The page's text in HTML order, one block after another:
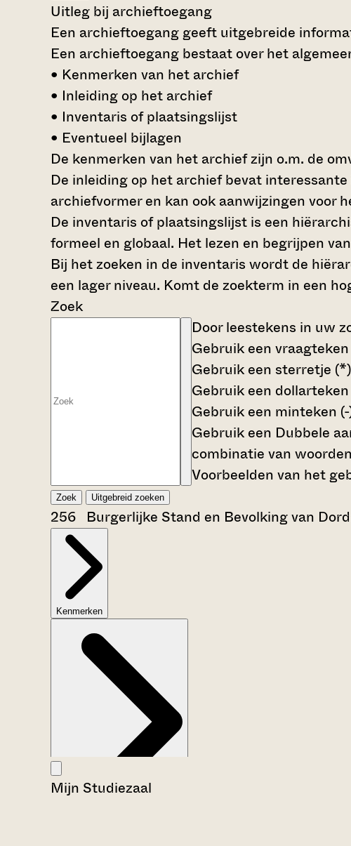
Uitleg bij archieftoegang
Een archieftoegang geeft uitgebreide
Een archieftoegang bestaat over het
• Kenmerken van het archief
• Inleiding op het archief
• Inventaris of plaatsingslijst
• Eventueel bijlagen
De kenmerken van het archief zijn o.m. de
De inleiding op het archief bevat
archiefvormer en kan ook aanwijzingen voor
De inventaris of plaatsingslijst is een
formeel en globaal. Het lezen en begrijpen
Bij het zoeken in de inventaris wordt de
een lager niveau. Komt de zoekterm in een
Zoek
Door leestekens in uw
Gebruik een vraagteken
Gebruik een sterretje (*)
Gebruik een
Gebruik een minteken
Gebruik een Dubbele
combinatie van
Voorbeelden van het
Zoek Uitgebreid zoeken
256 Burgerlijke Stand en Bevolking van
Kenmerken
Mijn Studiezaal